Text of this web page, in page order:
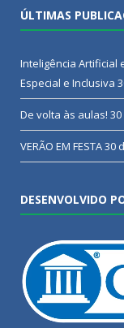
ÚLTIMAS
Inteligência Artificial
Especial e Inclusiva
De volta às aulas!
VERÃO EM FESTA30
DESENVOLVIDO